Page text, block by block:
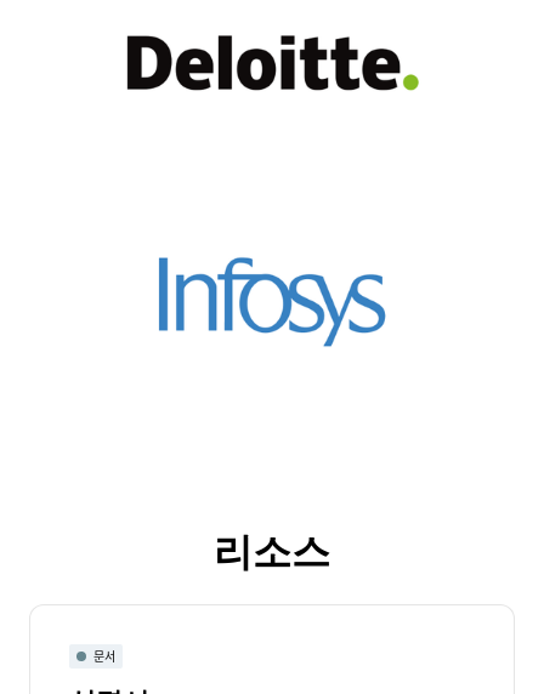
리소스
문서